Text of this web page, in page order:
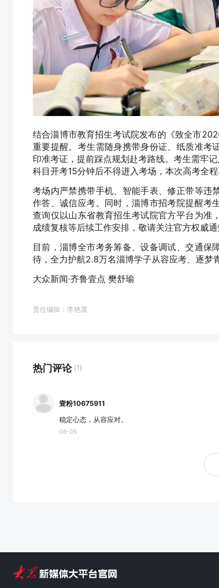
结合淄博市教育招生考试院发布的《致全市
重要提醒。考生需随身携带身份证、纸质准考
印准考证，提前踩点规划赴考路线。考生需牢
科目开考15分钟后不得进入考场，本次高考全
考场内严禁携带手机、智能手表、修正带等违
作答、诚信应考。同时，淄博市招考院提醒考
查询仅以山东省教育招生考试院官方平台为准
成绩复核等后续工作安排，敬请关注官方权威
目前，淄博全市考务筹备、设备调试、交通保
待，全力护航2.8万名淄博学子从容应考、逐梦
大众新闻·齐鲁壹点 樊舒瑜
责任编辑：李艳晨
热门评论 (1)
壹粉10675911
稳定心态，从容应对。
06-05